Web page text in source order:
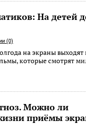
На детей
(0)
на экраны выходят
которые смотрят
Можно ли
приёмы